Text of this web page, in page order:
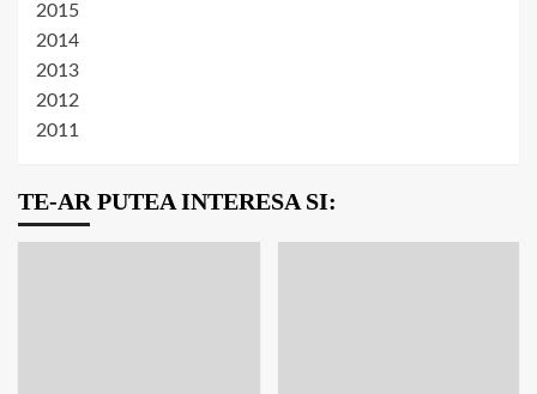
2015
2014
2013
2012
2011
TE-AR PUTEA INTERESA SI: